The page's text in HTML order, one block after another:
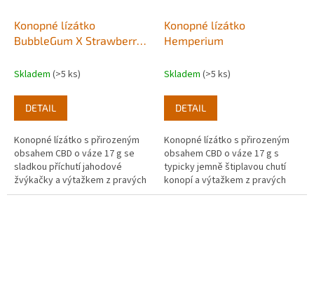
Konopné lízátko
BubbleGum X Strawberry
Skladem (>5 ks)
DETAIL
Konopné lízátko s přirozeným
obsahem CBD o váze 17 g se
sladkou příchutí jahodové
žvýkačky a výtažkem z pravých
rostlin konopí.
Konopné lízátko
Hemperium
Skladem (>5 ks)
DETAIL
Konopné lízátko s přirozeným
obsahem CBD o váze 17 g s
typicky jemně štiplavou chutí
konopí a výtažkem z pravých
rostlin marihuany. Balení 1ks.